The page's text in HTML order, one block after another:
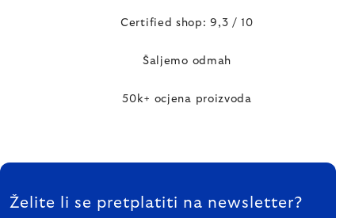
Certified shop: 9,3 / 10
Šaljemo odmah
50k+ ocjena proizvoda
FOOTER
Želite li se pretplatiti na newsletter?